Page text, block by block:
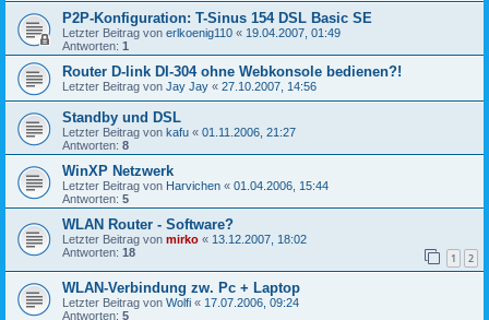
P2P-Konfiguration: T-Sinus 154 DSL Basic SE
Letzter Beitrag von erlkoenig110 « 19.04.2007, 01:49
Antworten: 1
Router D-link DI-304 ohne Webkonsole bedienen?!
Letzter Beitrag von Jay Jay « 27.10.2007, 14:56
Standby und DSL
Letzter Beitrag von kafu « 01.11.2006, 21:27
Antworten: 8
WinXP Netzwerk
Letzter Beitrag von Harvichen « 01.04.2006, 15:44
Antworten: 5
WLAN Router - Software?
Letzter Beitrag von mirko « 13.12.2007, 18:02
Antworten: 18 1 2
WLAN-Verbindung zw. Pc + Laptop
Letzter Beitrag von Wolfi « 17.07.2006, 09:24
Antworten: 5